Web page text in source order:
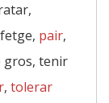
pair,
gros, tenir
, tolerar